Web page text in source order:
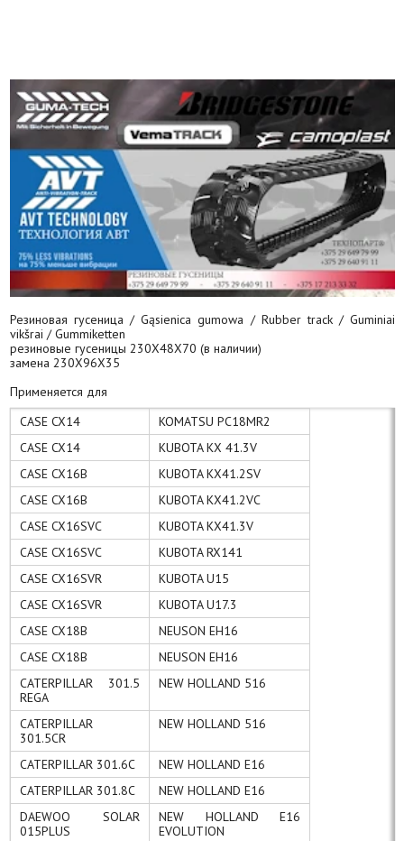
Резиновая гусеница / Gąsienica gumowa / Rubber track / Guminiai
vikšrai / Gummiketten
резиновые гусеницы 230X48X70 (в наличии)
замена 230X96X35
Применяется для
CASE CX14
KOMATSU PC18MR2
CASE CX14
KUBOTA KX 41.3V
CASE CX16B
KUBOTA KX41.2SV
CASE CX16B
KUBOTA KX41.2VC
CASE CX16SVC
KUBOTA KX41.3V
CASE CX16SVC
KUBOTA RX141
CASE CX16SVR
KUBOTA U15
CASE CX16SVR
KUBOTA U17.3
CASE CX18B
NEUSON EH16
CASE CX18B
NEUSON EH16
CATERPILLAR 301.5
REGA
NEW HOLLAND 516
CATERPILLAR
301.5CR
NEW HOLLAND 516
CATERPILLAR 301.6C
NEW HOLLAND E16
CATERPILLAR 301.8C
NEW HOLLAND E16
DAEWOO SOLAR
015PLUS
NEW HOLLAND E16
EVOLUTION